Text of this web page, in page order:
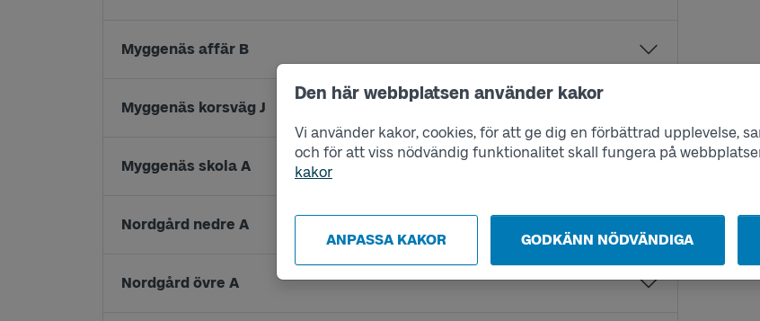
Den här webbplatsen använder kakor
Vi använder kakor, cookies, för att ge dig en förbättrad upplevelse,
och för att viss nödvändig funktionalitet skall fungera på
kakor
ANPASSA KAKOR GODKÄNN NÖDVÄNDIGA
Myggenäs affär B
Myggenäs korsväg J
Myggenäs skola A
Nordgård nedre A
Nordgård övre A